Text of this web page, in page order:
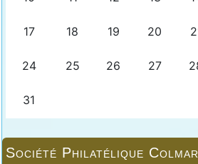
Société Philatélique Colmar